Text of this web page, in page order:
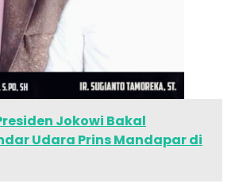
Jokowi Bakal
Udara Prins Mandapar di